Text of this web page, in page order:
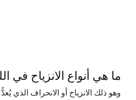
ما هي أنواع الانزياح في
وهو ذلك الانزياح أو الانحراف الذي